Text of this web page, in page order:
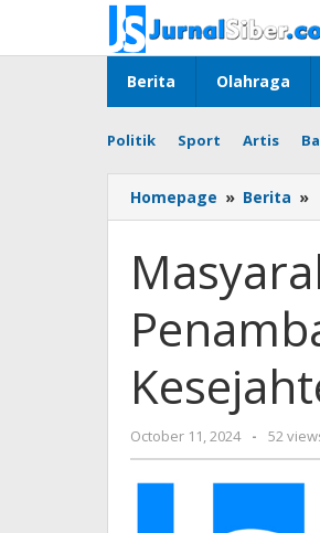
content
Berita Olahraga
Politik Sport Artis
Homepage » Berita »
October 11, 2024
by
- 52